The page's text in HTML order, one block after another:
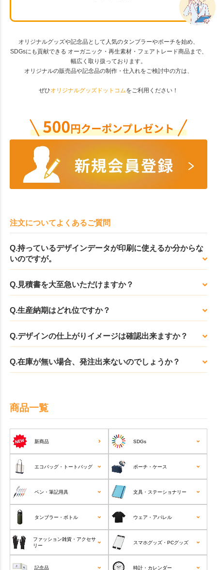
オリジナルグッズや記念品として人気のタンブラーやポーチを始め、
SDGsにも貢献できる オーガニック・再生素材・フェアトレード商品まで、
幅広く取り扱っております。
オリジナルの販売品や記念品の制作・仕入れをご検討中の方は、
ぜひオリジナルグッズドットコムをご利用ください！
注文についてよくあるご質問
Q.持っているデザインデータが印刷に使えるか分からな
いのですが。
Q.見積書を大至急いただけますか？
Q.生産納期はどれ位ですか？
Q.デザインの仕上がりイメージは確認出来ますか？
Q.在庫が無い場合、発注出来ないのでしょうか？
商品一覧
新商品 SDGs
エコバッグ・トートバッグ ポーチ・ケース
ペン・筆記用具 文具・ステーショナリー
タンブラー・ボトル ウェア・アパレル
ファッション雑貨・アクセサ
リー
スマホグッズ・PCグッズ
記念品 時計・カレンダー